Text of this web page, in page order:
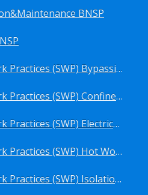
BNSP
Sertifikasi Safe Work Practices (SWP) Bypassing Critical Protection BNSP
Sertifikasi Safe Work Practices (SWP) Confined Space Entry BNSP
Sertifikasi Safe Work Practices (SWP) Electrical Safe Work BNSP
Sertifikasi Safe Work Practices (SWP) Hot Work BNSP
Sertifikasi Safe Work Practices (SWP) Isolation of Hazardous Energy BNSP